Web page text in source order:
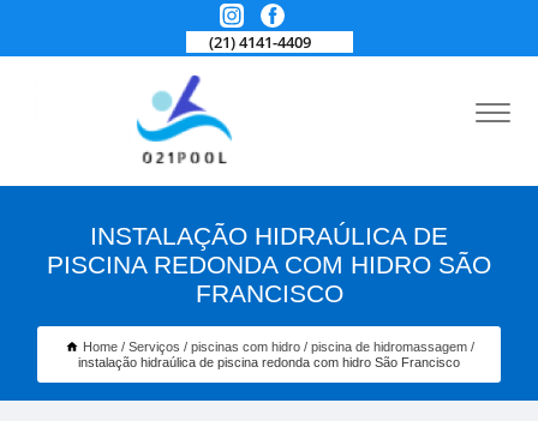
(21) 4141-4409
INSTALAÇÃO HIDRAÚLICA DE
PISCINA REDONDA COM HIDRO SÃO
FRANCISCO
Home Serviços piscinas com hidro
piscina de hidromassagem
instalação hidraúlica de piscina redonda com hidro São Francisco